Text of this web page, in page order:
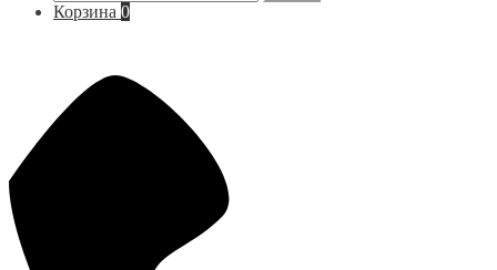
Корзина 0